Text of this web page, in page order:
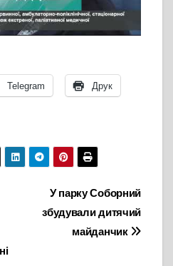
Telegram Друк
У парку Соборний
збудували дитячий
майданчик